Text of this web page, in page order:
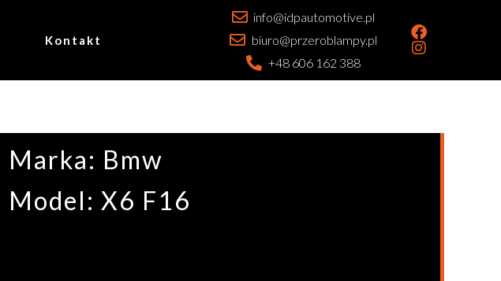
Kontakt
info@idpautomotive.pl
biuro@przeroblampy.pl
+48 606 162 388
Marka: Bmw
Model: X6 F16